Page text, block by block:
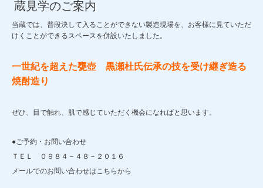
蔵見学のご案内
当蔵では、普段決して入ることができない製造現場を、お客様に見ていただ
けくことができるスペースを併設いたしました。
一世紀を超えた甕壺 黒瀬杜氏伝承の技を受け継ぎ造る
焼酎造り
ぜひ、目で触れ、肌で感じていただく機会になればと思います。
●ご予約・お問い合わせ
ＴＥＬ ０９８４－４８－２０１６
メールでのお問い合わせはこちらから